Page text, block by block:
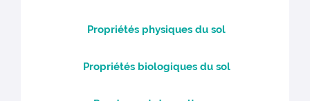
Propriétés physiques du sol
Propriétés biologiques du sol